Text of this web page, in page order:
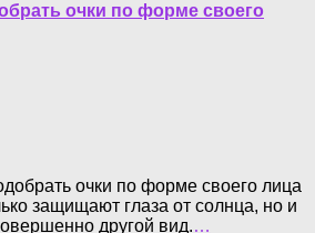
очки по форме своего
очки по форме своего лица
защищают глаза от солнца, но и
другой вид.…